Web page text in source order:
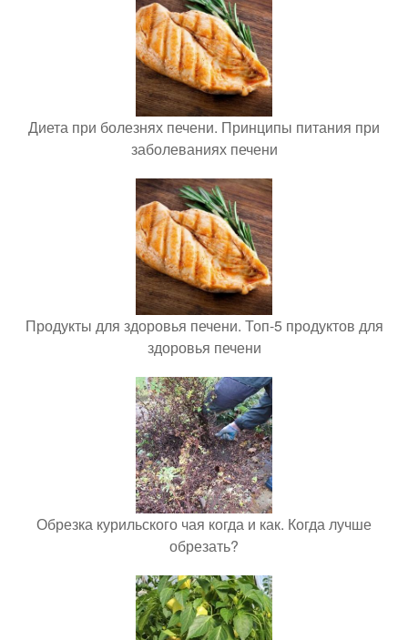
Диета при болезнях печени. Принципы питания при
заболеваниях печени
Продукты для здоровья печени. Топ-5 продуктов для
здоровья печени
Обрезка курильского чая когда и как. Когда лучше
обрезать?